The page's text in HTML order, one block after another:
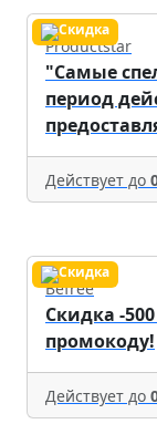
Productstar
"Самые
период
Действует до
Befree
Скидка -
промокоду!
Действует до